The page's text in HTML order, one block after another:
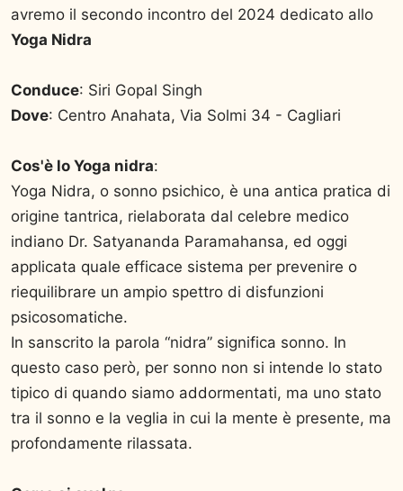
avremo il secondo incontro del 2024 dedicato allo
Yoga Nidra
Conduce: Siri Gopal Singh
Dove: Centro Anahata, Via Solmi 34 - Cagliari
Cos'è lo Yoga nidra:
Yoga Nidra, o sonno psichico, è una antica pratica di
origine tantrica, rielaborata dal celebre medico
indiano Dr. Satyananda Paramahansa, ed oggi
applicata quale efficace sistema per prevenire o
riequilibrare un ampio spettro di disfunzioni
psicosomatiche.
In sanscrito la parola “nidra” significa sonno. In
questo caso però, per sonno non si intende lo stato
tipico di quando siamo addormentati, ma uno stato
tra il sonno e la veglia in cui la mente è presente, ma
profondamente rilassata.